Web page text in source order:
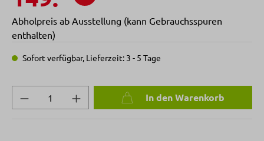
Abholpreis ab Ausstellung (kann Gebrauchsspuren
enthalten)
Sofort verfügbar, Lieferzeit: 3 - 5 Tage
Produkt Anzahl: Gib den gewünschten
In den Warenkorb